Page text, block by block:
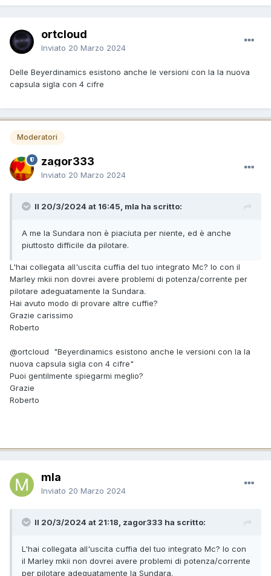
ortcloud
Inviato 20 Marzo 2024
Delle Beyerdinamics esistono anche le versioni con la la nuova
capsula sigla con 4 cifre
Moderatori
zagor333
Inviato 20 Marzo 2024
Il 20/3/2024 at 16:45, mla ha scritto:
A me la Sundara non è piaciuta per niente, ed è anche
piuttosto difficile da pilotare.
L'hai collegata all'uscita cuffia del tuo integrato Mc? Io con il
Marley mkii non dovrei avere problemi di potenza/corrente per
pilotare adeguatamente la Sundara.
Hai avuto modo di provare altre cuffie?
Grazie carissimo
Roberto
@ortcloud "Beyerdinamics esistono anche le versioni con la la
nuova capsula sigla con 4 cifre"
Puoi gentilmente spiegarmi meglio?
Grazie
Roberto
mla
Inviato 20 Marzo 2024
Il 20/3/2024 at 21:18, zagor333 ha scritto:
L'hai collegata all'uscita cuffia del tuo integrato Mc? Io con
il Marley mkii non dovrei avere problemi di potenza/corrente
per pilotare adeguatamente la Sundara.